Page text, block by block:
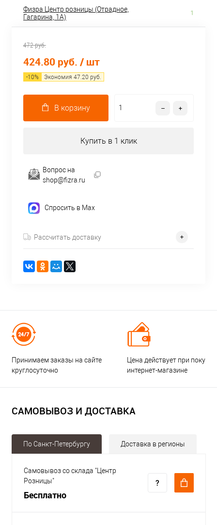
472 руб.
424.80 руб. / шт
-10% Экономия 47.20 руб.
В корзину
Купить в 1 клик
Вопрос на
shop@fizra.ru
Спросить в Max
Рассчитать доставку
Физра Центр розницы (Отрадное,
Гагарина, 1А)
1
Принимаем заказы на сайте
круглосуточно
Цена действует при
интернет-магазине
САМОВЫВОЗ И ДОСТАВКА
По Санкт-Петербургу Доставка в регионы
Самовывоз со склада "Центр
Розницы"
Бесплатно